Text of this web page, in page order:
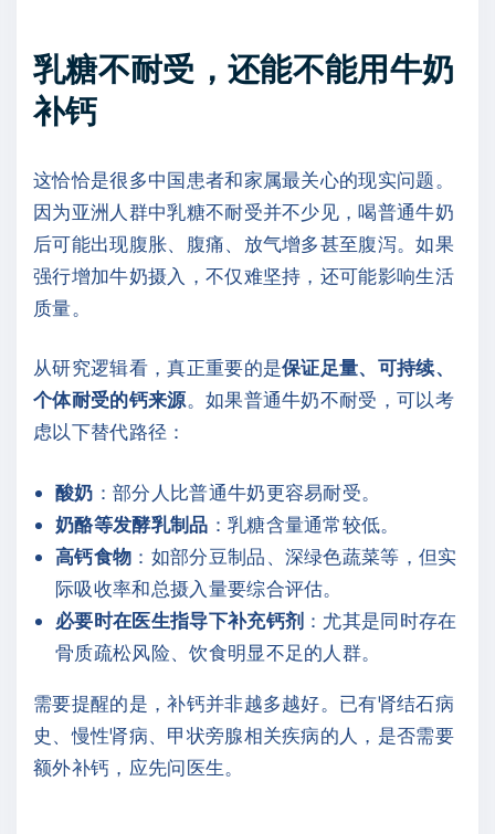
乳糖不耐受，还能不能用牛奶
补钙
这恰恰是很多中国患者和家属最关心的现实问题。
因为亚洲人群中乳糖不耐受并不少见，喝普通牛奶
后可能出现腹胀、腹痛、放气增多甚至腹泻。如果
强行增加牛奶摄入，不仅难坚持，还可能影响生活
质量。
从研究逻辑看，真正重要的是保证足量、可持续、
个体耐受的钙来源。如果普通牛奶不耐受，可以考
虑以下替代路径：
酸奶 ：部分人比普通牛奶更容易耐受。
奶酪等发酵乳制品 ：乳糖含量通常较低。
高钙食物 ：如部分豆制品、深绿色蔬菜等，但实
际吸收率和总摄入量要综合评估。
必要时在医生指导下补充钙剂 ：尤其是同时存在
骨质疏松风险、饮食明显不足的人群。
需要提醒的是，补钙并非越多越好。已有肾结石病
史、慢性肾病、甲状旁腺相关疾病的人，是否需要
额外补钙，应先问医生。